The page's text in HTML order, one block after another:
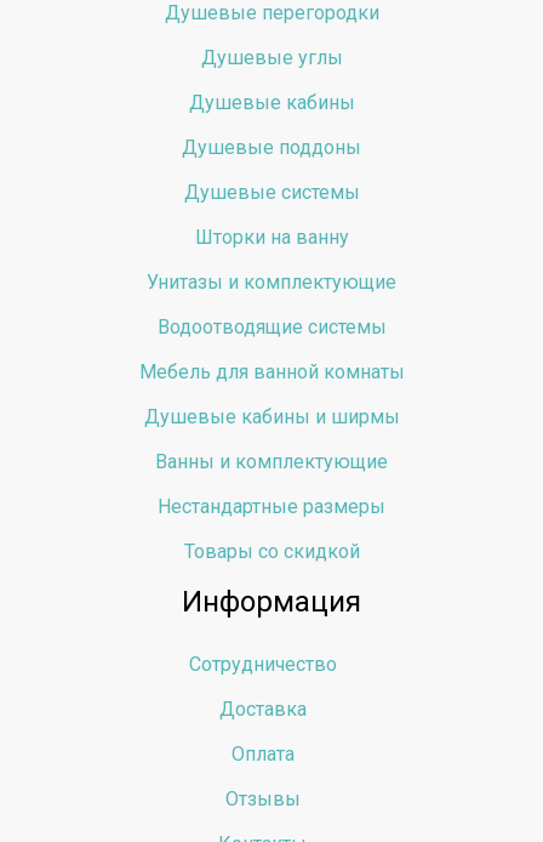
Душевые перегородки
Душевые углы
Душевые кабины
Душевые поддоны
Душевые системы
Шторки на ванну
Унитазы и комплектующие
Водоотводящие системы
Мебель для ванной комнаты
Душевые кабины и ширмы
Ванны и комплектующие
Нестандартные размеры
Товары со скидкой
Информация
Сотрудничество
Доставка
Оплата
Отзывы